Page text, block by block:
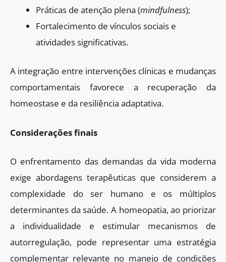
Práticas de atenção plena (mindfulness);
Fortalecimento de vínculos sociais e
atividades significativas.
A integração entre intervenções clínicas e mudanças
comportamentais favorece a recuperação da
homeostase e da resiliência adaptativa.
Considerações finais
O enfrentamento das demandas da vida moderna
exige abordagens terapêuticas que considerem a
complexidade do ser humano e os múltiplos
determinantes da saúde. A homeopatia, ao priorizar
a individualidade e estimular mecanismos de
autorregulação, pode representar uma estratégia
complementar relevante no manejo de condições